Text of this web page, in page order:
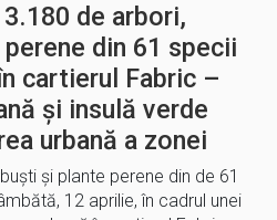
de arbori,
din 61 specii
cartierul Fabric –
și insulă verde
urbană a zonei
și plante perene din de 61
12 aprilie, în cadrul unei